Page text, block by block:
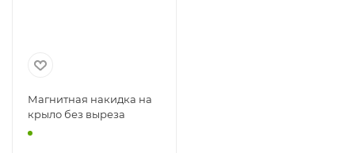
Магнитная накидка на
крыло без выреза